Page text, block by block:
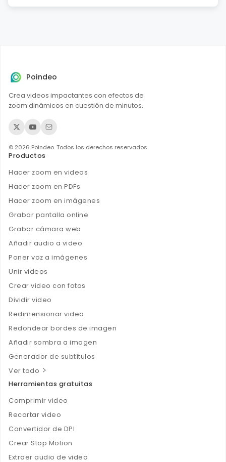
Poindeo
Crea videos impactantes con efectos de
zoom dinámicos en cuestión de minutos.
© 2026 Poindeo. Todos los derechos reservados.
Productos
Hacer zoom en videos
Hacer zoom en PDFs
Hacer zoom en imágenes
Grabar pantalla online
Grabar cámara web
Añadir audio a video
Poner voz a imágenes
Unir videos
Crear video con fotos
Dividir video
Redimensionar video
Redondear bordes de imagen
Añadir sombra a imagen
Generador de subtítulos
Ver todo
Herramientas gratuitas
Comprimir video
Recortar video
Convertidor de DPI
Crear Stop Motion
Extraer audio de video